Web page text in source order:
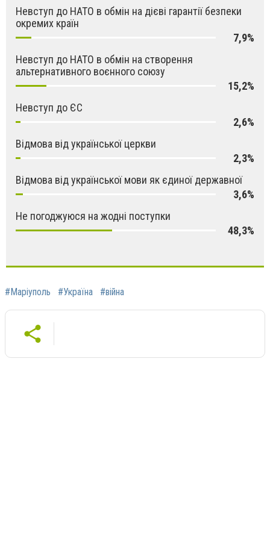
Невступ до НАТО в обмін на дієві гарантії безпеки
окремих країн
7,9%
Невступ до НАТО в обмін на створення
альтернативного воєнного союзу
15,2%
Невступ до ЄС
2,6%
Відмова від української церкви
2,3%
Відмова від української мови як єдиної державної
3,6%
Не погоджуюся на жодні поступки
48,3%
#Маріуполь #Україна #війна